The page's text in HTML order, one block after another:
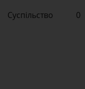
Суспільство 0